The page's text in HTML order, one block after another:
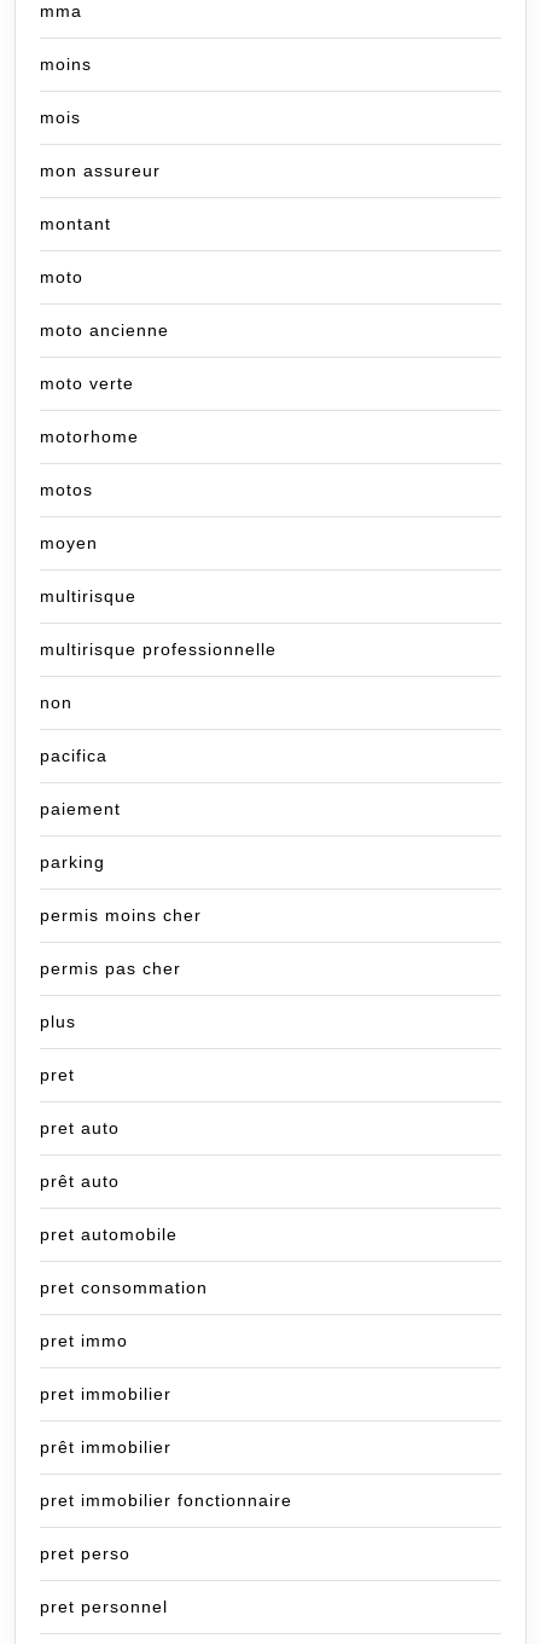
mma
moins
mois
mon assureur
montant
moto
moto ancienne
moto verte
motorhome
motos
moyen
multirisque
multirisque professionnelle
non
pacifica
paiement
parking
permis moins cher
permis pas cher
plus
pret
pret auto
prêt auto
pret automobile
pret consommation
pret immo
pret immobilier
prêt immobilier
pret immobilier fonctionnaire
pret perso
pret personnel